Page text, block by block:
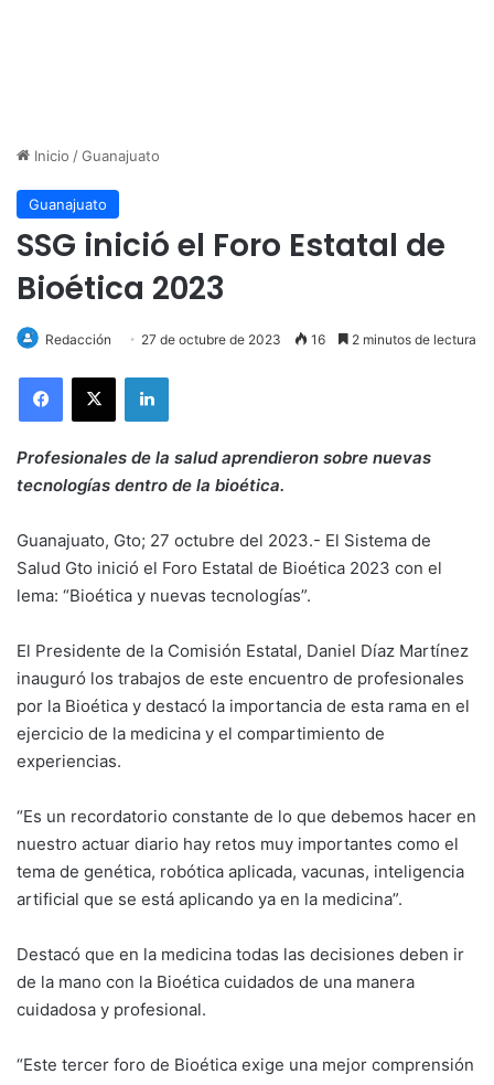
Inicio /Guanajuato
Guanajuato
SSG inició el Foro Estatal de
Bioética 2023
Redacción 27 de octubre de 2023 16 2 minutos de lectura
LinkedIn
Profesionales de la salud aprendieron sobre nuevas
tecnologías dentro de la bioética.
Guanajuato, Gto; 27 octubre del 2023.- El Sistema de
Salud Gto inició el Foro Estatal de Bioética 2023 con el
lema: “Bioética y nuevas tecnologías”.
El Presidente de la Comisión Estatal, Daniel Díaz Martínez
inauguró los trabajos de este encuentro de profesionales
por la Bioética y destacó la importancia de esta rama en el
ejercicio de la medicina y el compartimiento de
experiencias.
“Es un recordatorio constante de lo que debemos hacer en
nuestro actuar diario hay retos muy importantes como el
tema de genética, robótica aplicada, vacunas, inteligencia
artificial que se está aplicando ya en la medicina”.
Destacó que en la medicina todas las decisiones deben ir
de la mano con la Bioética cuidados de una manera
cuidadosa y profesional.
“Este tercer foro de Bioética exige una mejor comprensión